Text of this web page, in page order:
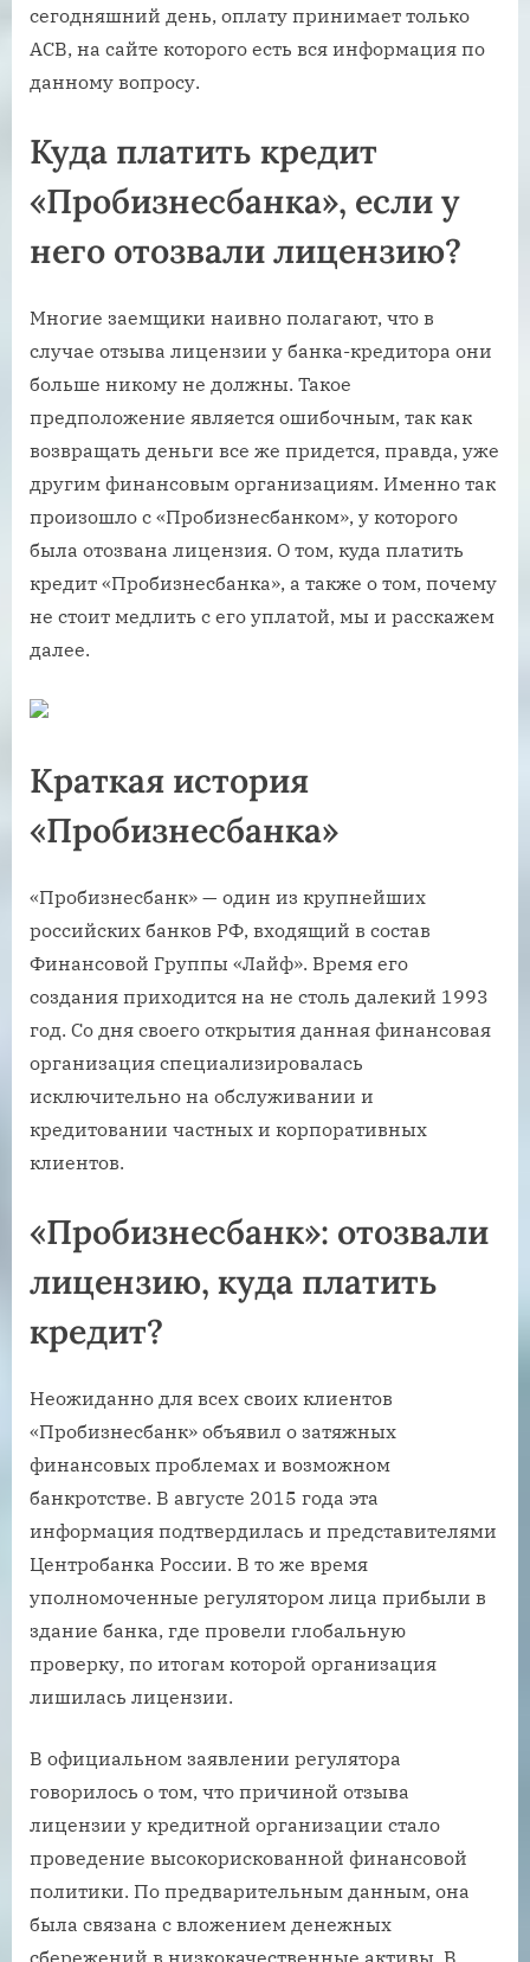
сегодняшний день, оплату принимает только
АСВ, на сайте которого есть вся информация по
данному вопросу.
Куда платить кредит
«Пробизнесбанка», если у
него отозвали лицензию?
Многие заемщики наивно полагают, что в
случае отзыва лицензии у банка-кредитора они
больше никому не должны. Такое
предположение является ошибочным, так как
возвращать деньги все же придется, правда, уже
другим финансовым организациям. Именно так
произошло с «Пробизнесбанком», у которого
была отозвана лицензия. О том, куда платить
кредит «Пробизнесбанка», а также о том, почему
не стоит медлить с его уплатой, мы и расскажем
далее.
Краткая история
«Пробизнесбанка»
«Пробизнесбанк» — один из крупнейших
российских банков РФ, входящий в состав
Финансовой Группы «Лайф». Время его
создания приходится на не столь далекий 1993
год. Со дня своего открытия данная финансовая
организация специализировалась
исключительно на обслуживании и
кредитовании частных и корпоративных
клиентов.
«Пробизнесбанк»: отозвали
лицензию, куда платить
кредит?
Неожиданно для всех своих клиентов
«Пробизнесбанк» объявил о затяжных
финансовых проблемах и возможном
банкротстве. В августе 2015 года эта
информация подтвердилась и представителями
Центробанка России. В то же время
уполномоченные регулятором лица прибыли в
здание банка, где провели глобальную
проверку, по итогам которой организация
лишилась лицензии.
В официальном заявлении регулятора
говорилось о том, что причиной отзыва
лицензии у кредитной организации стало
проведение высокорискованной финансовой
политики. По предварительным данным, она
была связана с вложением денежных
сбережений в низкокачественные активы. В